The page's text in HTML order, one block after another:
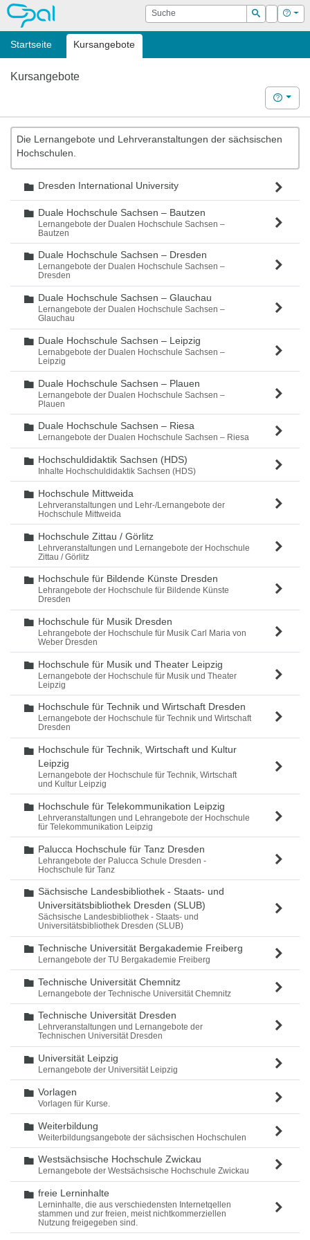
OPAL Suche
Suchen
Login Hilfe
Startseite Kursangebote
Kursangebote
Hilfe
Die Lernangebote und Lehrveranstaltungen der sächsischen
Hochschulen.
Ordner
Dresden International University
Ordner
Duale Hochschule Sachsen – Bautzen
Lernangebote der Dualen Hochschule Sachsen –
Bautzen
Ordner
Duale Hochschule Sachsen – Dresden
Lernangebote der Dualen Hochschule Sachsen –
Dresden
Ordner
Duale Hochschule Sachsen – Glauchau
Lernangebote der Dualen Hochschule Sachsen –
Glauchau
Ordner
Duale Hochschule Sachsen – Leipzig
Lernabgebote der Dualen Hochschule Sachsen –
Leipzig
Ordner
Duale Hochschule Sachsen – Plauen
Lernangebote der Dualen Hochschule Sachsen –
Plauen
Ordner
Duale Hochschule Sachsen – Riesa
Lernangebote der Dualen Hochschule Sachsen – Riesa
Ordner
Hochschuldidaktik Sachsen (HDS)
Inhalte Hochschuldidaktik Sachsen (HDS)
Ordner
Hochschule Mittweida
Lehrveranstaltungen und Lehr-/Lernangebote der
Hochschule Mittweida
Ordner
Hochschule Zittau / Görlitz
Lehrveranstaltungen und Lernangebote der Hochschule
Zittau / Görlitz
Ordner
Hochschule für Bildende Künste Dresden
Lehrangebote der Hochschule für Bildende Künste
Dresden
Ordner
Hochschule für Musik Dresden
Lehrangebote der Hochschule für Musik Carl Maria von
Weber Dresden
Ordner
Hochschule für Musik und Theater Leipzig
Lernangebote der Hochschule für Musik und Theater
Leipzig
Ordner
Hochschule für Technik und Wirtschaft Dresden
Lernangebote der Hochschule für Technik und Wirtschaft
Dresden
Ordner
Hochschule für Technik, Wirtschaft und Kultur
Leipzig
Lernangebote der Hochschule für Technik, Wirtschaft
und Kultur Leipzig
Ordner
Hochschule für Telekommunikation Leipzig
Lehrveranstaltungen und Lehrangebote der Hochschule
für Telekommunikation Leipzig
Ordner
Palucca Hochschule für Tanz Dresden
Lehrangebote der Palucca Schule Dresden -
Hochschule für Tanz
Ordner
Sächsische Landesbibliothek - Staats- und
Universitätsbibliothek Dresden (SLUB)
Sächsische Landesbibliothek - Staats- und
Universitätsbibliothek Dresden (SLUB)
Ordner
Technische Universität Bergakademie Freiberg
Lernangebote der TU Bergakademie Freiberg
Ordner
Technische Universität Chemnitz
Lernangebote der Technische Universität Chemnitz
Ordner
Technische Universität Dresden
Lehrveranstaltungen und Lernangebote der
Technischen Universität Dresden
Ordner
Universität Leipzig
Lernangebote der Universität Leipzig
Ordner
Vorlagen
Vorlagen für Kurse.
Ordner
Weiterbildung
Weiterbildungsangebote der sächsischen Hochschulen
Ordner
Westsächsische Hochschule Zwickau
Lernangebote der Westsächsische Hochschule Zwickau
Ordner
freie Lerninhalte
Lerninhalte, die aus verschiedensten Internetqellen
stammen und zur freien, meist nichtkommerziellen
Nutzung freigegeben sind.